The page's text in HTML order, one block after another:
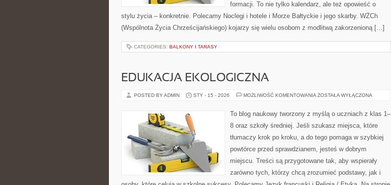
formacji. To nie tylko kalendarz, ale też opowieść o
stylu życia – konkretnie. Polecamy Noclegi i hotele i Morze Bałtyckie i jego skarby. WŻCh
(Wspólnota Życia Chrześcijańskiego) kojarzy się wielu osobom z modlitwą zakorzenioną […]
CATEGORIES: BALKONY I TARASY
EDUKACJA EKOLOGICZNA
POSTED BY ADMIN STY - 15 - 2026 MOŻLIWOŚĆ KOMENTOWANIA EDUKACJA
ZOSTAŁA WYŁĄCZONA
To blog naukowy tworzony z myślą o uczniach z klas 1–
8 oraz szkoły średniej. Jeśli szukasz miejsca, które
tłumaczy krok po kroku, a do tego pomaga w szybkiej
powtórce przed sprawdzianem, jesteś w dobrym
miejscu. Treści są przygotowane tak, aby wspierały
zarówno tych, którzy chcą zrozumieć podstawy, jak i